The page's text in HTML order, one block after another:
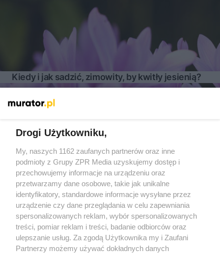
Kiedy i jak sadzić, zimowity, by kwitły jesienią?
Żaden utwór zamieszczony w serwisie nie może być powielany i
rozpowszechniany lub dalej rozpowszechniany w jakikolwiek
sposób (w tym także elektroniczny lub mechaniczny) na
jakimkolwiek polu eksploatacji w jakiejkolwiek formie, włącznie z
umieszczaniem w Internecie bez pisemnej zgody właściciela praw.
Jakiekolwiek użycie lub wykorzystanie utworów w całości lub w
części z naruszeniem prawa, tzn. bez właściwej zgody, jest
zabronione pod groźbą kary i może być ścigane prawnie.
Drogi Użytkowniku,
My, naszych 1162 zaufanych partnerów oraz inne
podmioty z Grupy ZPR Media uzyskujemy dostęp i
przechowujemy informacje na urządzeniu oraz
przetwarzamy dane osobowe, takie jak unikalne
identyfikatory, standardowe informacje wysyłane przez
urządzenie czy dane przeglądania w celu zapewniania
spersonalizowanych reklam, wybór spersonalizowanych
treści, pomiar reklam i treści, badanie odbiorców oraz
ulepszanie usług. Za zgodą Użytkownika my i Zaufani
Partnerzy możemy używać dokładnych danych